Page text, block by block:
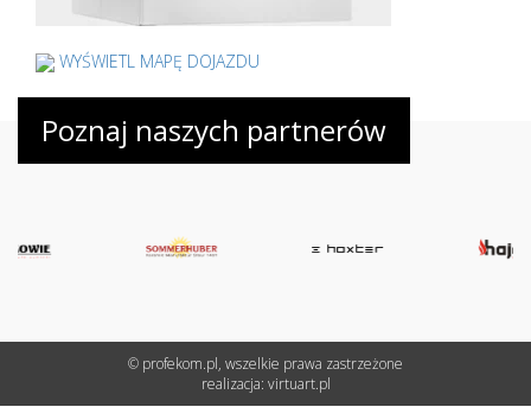
WYŚWIETL MAPĘ DOJAZDU
Poznaj naszych partnerów
© profekom.pl, wszelkie prawa zastrzeżone
realizacja: virtuart.pl